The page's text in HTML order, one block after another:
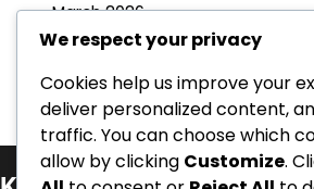
March 2026
February 2026
We respect your privacy
Cookies help us improve your
deliver personalized content,
traffic. You can choose which
allow by clicking Customize.